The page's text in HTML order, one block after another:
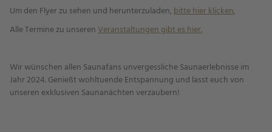
Um den Flyer zu sehen und herunterzuladen,bitte hier klicken.
Alle Termine zu unserenVeranstaltungen gibt es hier.
Wir wünschen allen Saunafans unvergessliche Saunaerlebnisse im
Jahr 2024. Genießt wohltuende Entspannung und lasst euch von
unseren exklusiven Saunanächten verzaubern!